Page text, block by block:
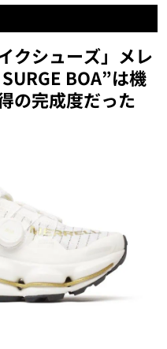
クシューズ」メレ
BOA”は機
の完成度だった